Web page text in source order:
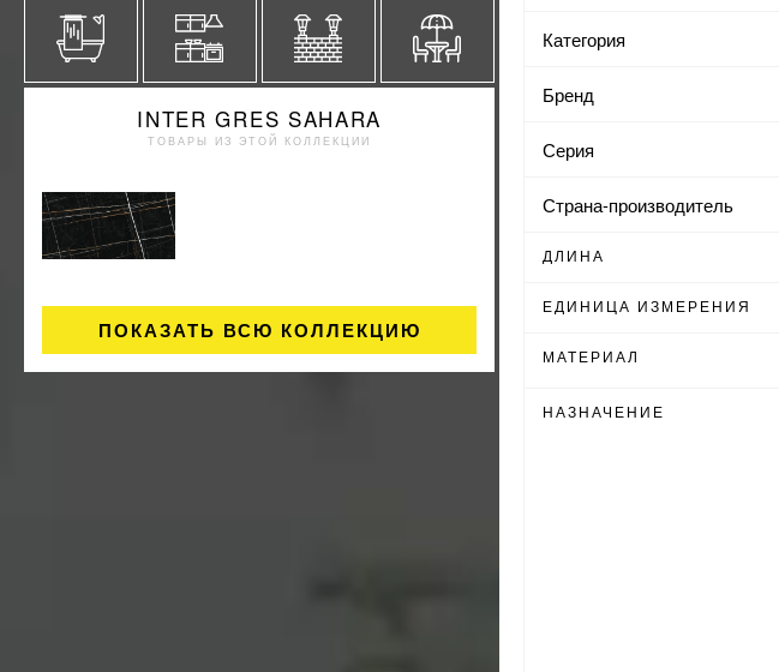
INTER GRES SAHARA
ТОВАРЫ ИЗ ЭТОЙ КОЛЛЕКЦИИ
ПОКАЗАТЬ ВСЮ КОЛЛЕКЦИЮ
Категория
Бренд
Серия
Страна-производитель
ДЛИНА
ЕДИНИЦА ИЗМЕРЕНИЯ
МАТЕРИАЛ
НАЗНАЧЕНИЕ